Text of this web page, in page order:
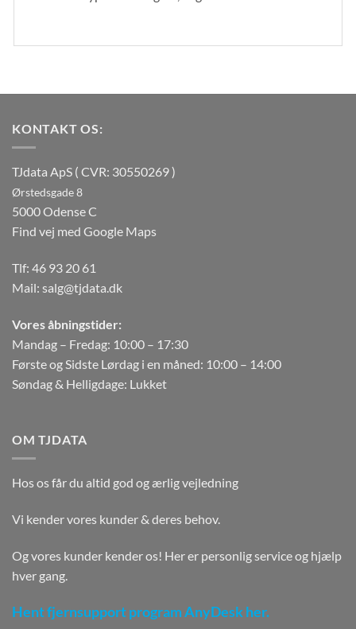
KONTAKT OS:
TJdata ApS ( CVR: 30550269 )
Ørstedsgade 8
5000 Odense C
Find vej med Google Maps
Tlf: 46 93 20 61
Mail: salg@tjdata.dk
Vores åbningstider:
Mandag – Fredag: 10:00 – 17:30
Første og Sidste Lørdag i en måned: 10:00 – 14:00
Søndag & Helligdage: Lukket
OM TJDATA
Hos os får du altid god og ærlig vejledning
Vi kender vores kunder & deres behov.
Og vores kunder kender os! Her er personlig service og hjælp
hver gang.
Hent fjernsupport program AnyDesk her.